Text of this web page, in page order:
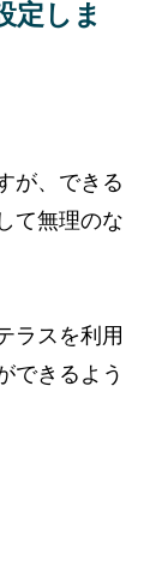
定しま
が、できる
て無理のな
ラスを利用
できるよう